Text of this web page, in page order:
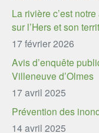
La rivière c’est
sur l’Hers et son
17 février 2026
Avis d’enquête
Villeneuve d’Olmes
17 avril 2025
Prévention des
14 avril 2025